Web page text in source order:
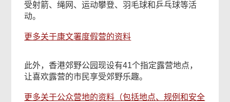
受射箭、绳网、运动攀登、羽毛球和乒乓球等活
动。
更多关于康文署度假营的资料
此外，香港郊野公园现设有41个指定露营地点，
让喜欢露营的市民享受郊野乐趣。
更多关于公众营地的资料（包括地点、规例和安全